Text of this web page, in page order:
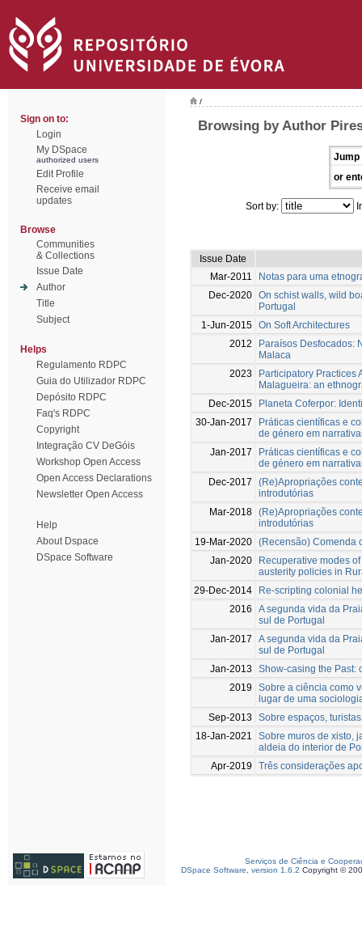
Sign on to:
Login
My DSpace
authorized users
Edit Profile
Receive email
updates
Browse
Communities
& Collections
Issue Date
Author
Title
Subject
Helps
Regulamento RDPC
Guia do Utilizador RDPC
Depósito RDPC
Faq's RDPC
Copyright
Integração CV DeGóis
Workshop Open Access
Open Access Declarations
Newsletter Open Access
Help
About Dspace
DSpace Software
/
Browsing by Author
Jump
or
Sort by:
Issue Date
Mar-2011
Notas para uma
Dec-2020 On schist walls, wild
Portugal
1-Jun-2015 On Soft Architectures
2012
Paraísos Desfocados:
Malaca
2023
Participatory Practices
Malagueira: an
Dec-2015
Planeta Coferpor:
30-Jan-2017
Práticas científicas e
de género em
Jan-2017
Práticas científicas e
de género em
Dec-2017
(Re)Apropriações
introdutórias
Mar-2018 (Re)Apropriações
introdutórias
19-Mar-2020 (Recensão) Comenda
Jan-2020
Recuperative modes
austerity policies in
29-Dec-2014
Re-scripting colonial
2016
A segunda vida da
sul de Portugal
Jan-2017
A segunda vida da
sul de Portugal
Jan-2013
Show-casing the Past:
2019
Sobre a ciência como
lugar de uma
Sep-2013
Sobre espaços,
18-Jan-2021
Sobre muros de xisto,
aldeia do interior de
Apr-2019
Três considerações
Serviços de Ciência e
DSpace Software, version 1.6.2 Copyright ©